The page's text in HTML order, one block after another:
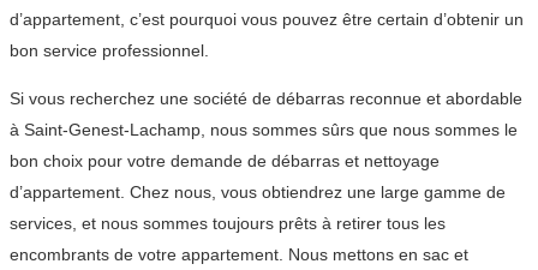
d’appartement, c’est pourquoi vous pouvez être certain d’obtenir un
bon service professionnel.
Si vous recherchez une société de débarras reconnue et abordable
à Saint-Genest-Lachamp, nous sommes sûrs que nous sommes le
bon choix pour votre demande de débarras et nettoyage
d’appartement. Chez nous, vous obtiendrez une large gamme de
services, et nous sommes toujours prêts à retirer tous les
encombrants de votre appartement. Nous mettons en sac et